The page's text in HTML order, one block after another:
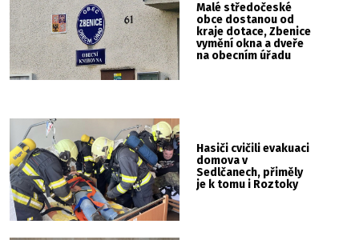
Malé středočeské
obce dostanou od
kraje dotace, Zbenice
vymění okna a dveře
na obecním úřadu
Hasiči cvičili evakuaci
domova v
Sedlčanech, přiměly
je k tomu i Roztoky